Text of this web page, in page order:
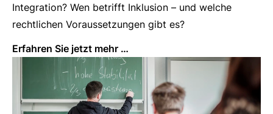
Integration? Wen betrifft Inklusion – und welche
rechtlichen Voraussetzungen gibt es?
Erfahren Sie jetzt mehr …